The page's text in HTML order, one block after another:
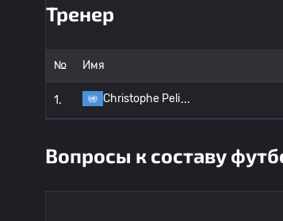
Тренер
№ Имя
1. Christophe Peli
Вопросы к составу